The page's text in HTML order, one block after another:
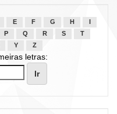
E F G H
P Q R S
T
Y Z
letras: